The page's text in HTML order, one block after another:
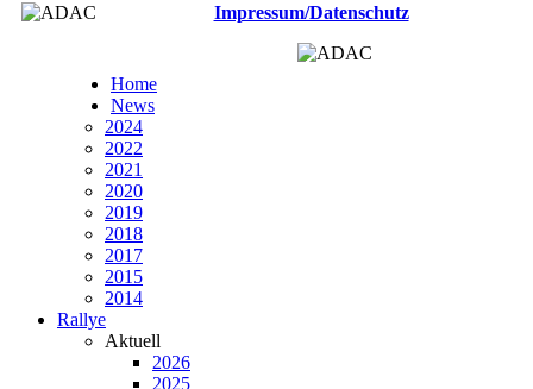
Impressum/Datenschutz
Home
News
2024
2022
2021
2020
2019
2018
2017
2015
2014
Rallye
Aktuell
2026
2025